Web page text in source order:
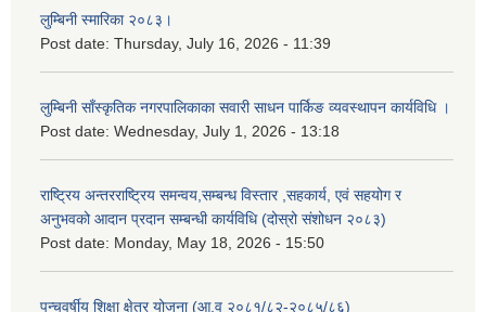
लुम्बिनी स्मारिका २०८३।
Post date: Thursday, July 16, 2026 - 11:39
लुम्बिनी साँस्कृतिक नगरपालिकाका सवारी साधन पार्किङ व्यवस्थापन कार्यविधि ।
Post date: Wednesday, July 1, 2026 - 13:18
राष्ट्रिय अन्तरराष्ट्रिय समन्वय,सम्बन्ध विस्तार ,सहकार्य, एवं सहयोग र
अनुभवको आदान प्रदान सम्बन्धी कार्यविधि (दोस्रो संशोधन २०८३)
Post date: Monday, May 18, 2026 - 15:50
पन्चवर्षीय शिक्षा क्षेत्र योजना (आ.व २०८१/८२-२०८५/८६)